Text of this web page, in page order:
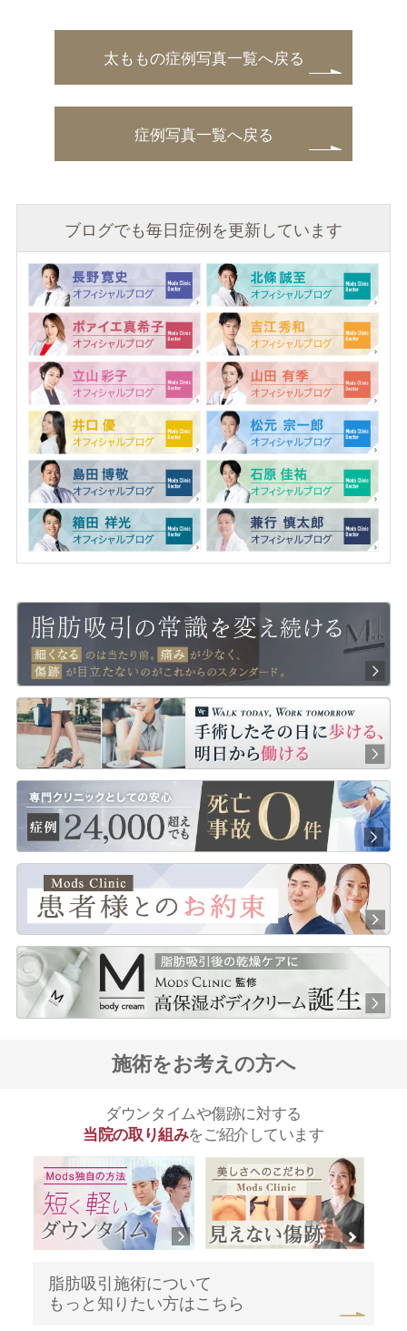
太ももの症例写真一覧へ戻る
症例写真一覧へ戻る
ブログでも毎日症例を更新しています
施術をお考えの方へ
ダウンタイムや傷跡に対する
当院の取り組みをご紹介しています
脂肪吸引施術について
もっと知りたい方はこちら